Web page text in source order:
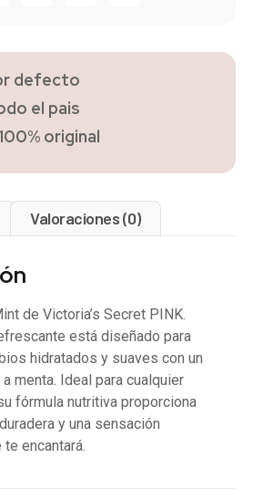
defecto
el pais
original
Valoraciones (0)
de Victoria’s Secret PINK.
está diseñado para
hidratados y suaves con un
menta. Ideal para cualquier
fórmula nutritiva proporciona
y una sensación
encantará.